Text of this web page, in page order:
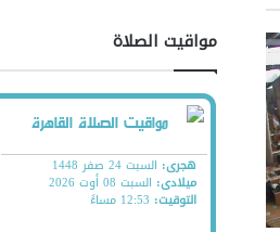
مواقيت الصلاة